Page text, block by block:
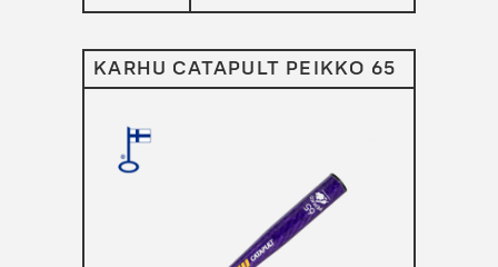
KARHU CATAPULT PEIKKO 65